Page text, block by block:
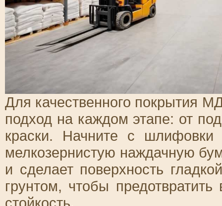
Для качественного покрытия
подход на каждом этапе: от
краски. Начните с
мелкозернистую наждачную
и сделает поверхность
грунтом, чтобы